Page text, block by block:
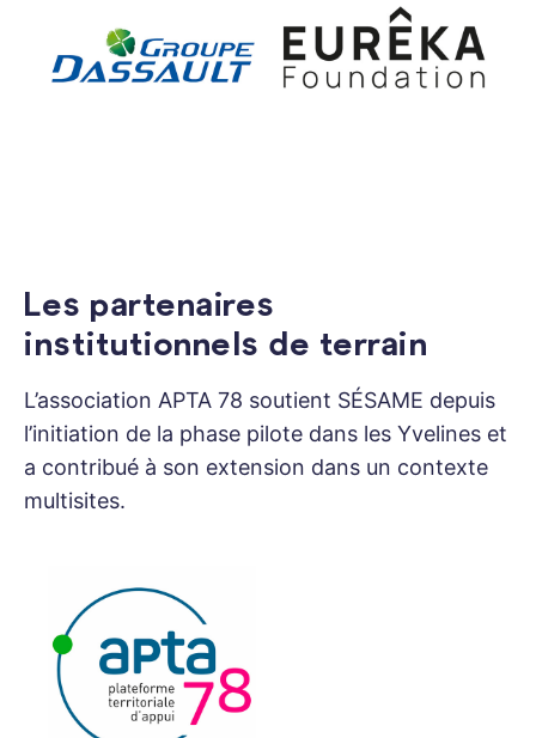
Les partenaires
institutionnels de terrain
L’association APTA 78 soutient SÉSAME depuis
l’initiation de la phase pilote dans les Yvelines et
a contribué à son extension dans un contexte
multisites.